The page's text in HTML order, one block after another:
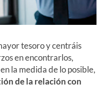
tesoro y centráis
en encontrarlos,
la medida de lo posible,
de la relación con